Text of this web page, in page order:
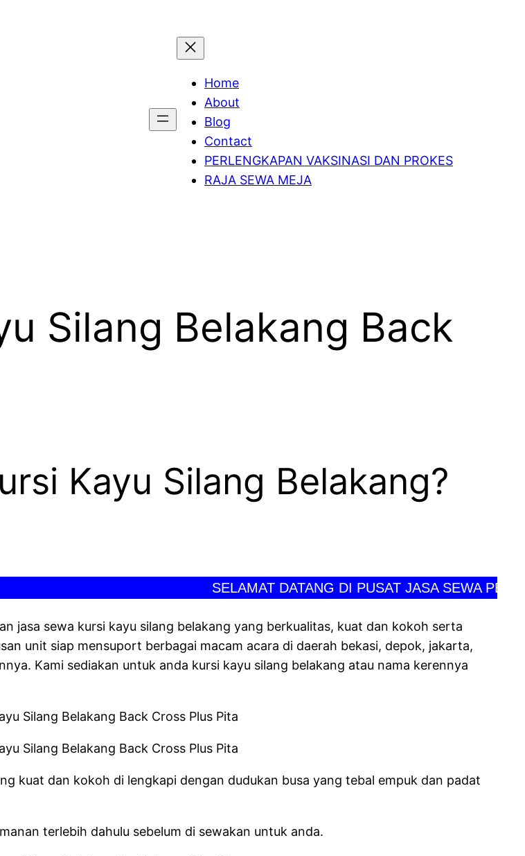
Home
About
Blog
Contact
PERLENGKAPAN VAKSINASI DAN PROKES
RAJA SEWA MEJA
Silang Belakang Back
Kayu Silang Belakang?
SELAMAT DATANG DI PUSAT JASA SEWA
jasa sewa kursi kayu silang belakang yang berkualitas, kuat dan kokoh serta
unit siap mensuport berbagai macam acara di daerah bekasi, depok, jakarta,
Kami sediakan untuk anda kursi kayu silang belakang atau nama kerennya
kuat dan kokoh di lengkapi dengan dudukan busa yang tebal empuk dan padat
terlebih dahulu sebelum di sewakan untuk anda.